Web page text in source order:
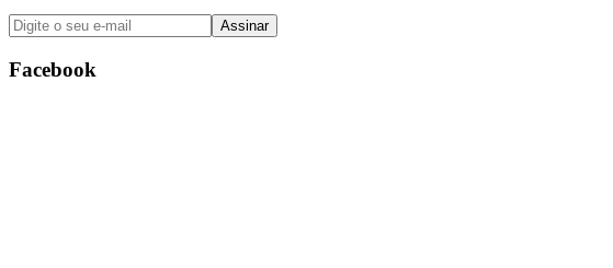
Facebook